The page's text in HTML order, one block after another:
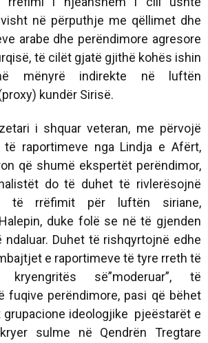
në përputhje me qëllimet dhe
arabe dhe perëndimore agresore
të cilët gjatë gjithë kohës ishin
mënyrë indirekte në luftën
kundër Sirisë.
i shquar veteran, me përvojë
të raportimeve nga Lindja e Afërt,
që shumë ekspertët perëndimor,
do të duhet të rivlerësojnë
të rrëfimit për luftën siriane,
duke folë se në të gjenden
Duhet të rishqyrtojnë edhe
e raportimeve të tyre rreth të
kryengritës së”moderuar”, të
fuqive perëndimore, pasi që bëhet
ideologjike pjeëstarët e
sulme në Qendrën Tregtare